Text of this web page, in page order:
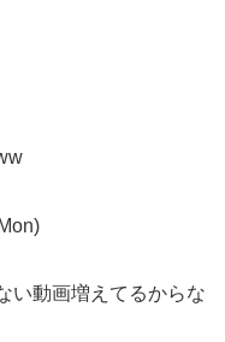
い動画増えてるからな